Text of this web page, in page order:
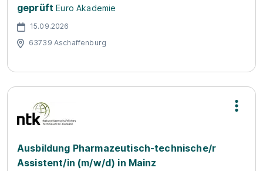
geprüft Euro Akademie
15.09.2026
63739 Aschaffenburg
Ausbildung Pharmazeutisch-technische/r
Assistent/in (m/w/d) in Mainz